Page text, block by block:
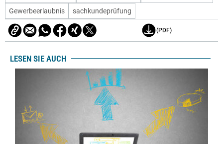
Gewerbeerlaubnis
sachkundeprüfung
(PDF)
LESEN SIE AUCH